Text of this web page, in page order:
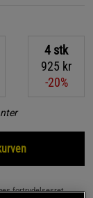
4 stk
925 kr
-20%
fortrydelsesret